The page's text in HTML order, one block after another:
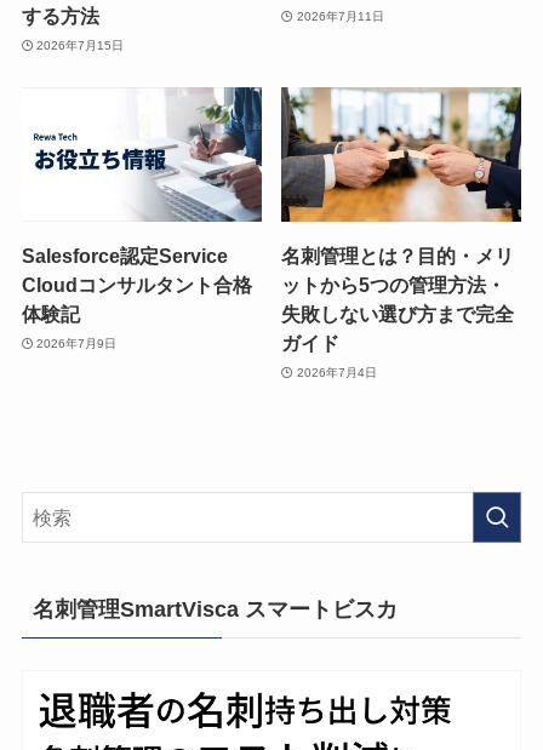
する方法
2026年7月15日
2026年7月11日
Salesforce認定Service
Cloudコンサルタント合格
体験記
2026年7月9日
名刺管理とは？目的・メリ
ットから5つの管理方法・
失敗しない選び方まで完全
ガイド
2026年7月4日
名刺管理SmartVisca スマートビスカ